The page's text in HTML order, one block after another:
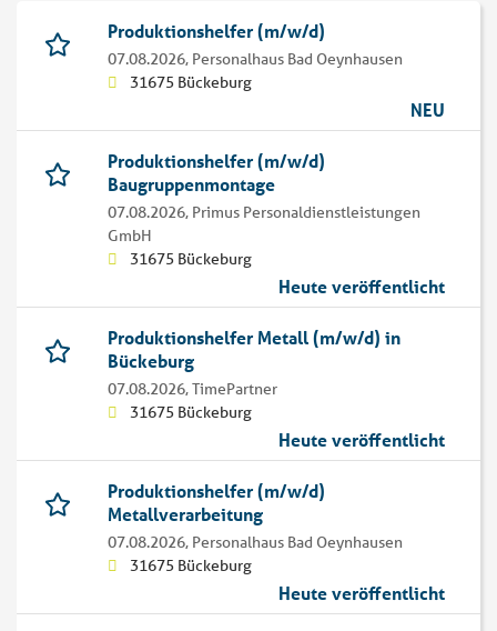
Produktionshelfer (m/w/d)
07.08.2026, Personalhaus Bad Oeynhausen
31675 Bückeburg
NEU
Produktionshelfer (m/w/d)
Baugruppenmontage
07.08.2026, Primus Personaldienstleistungen
GmbH
31675 Bückeburg
Heute veröffentlicht
Produktionshelfer Metall (m/w/d) in
Bückeburg
07.08.2026,TimePartner
31675 Bückeburg
Heute veröffentlicht
Produktionshelfer (m/w/d)
Metallverarbeitung
07.08.2026, Personalhaus Bad Oeynhausen
31675 Bückeburg
Heute veröffentlicht